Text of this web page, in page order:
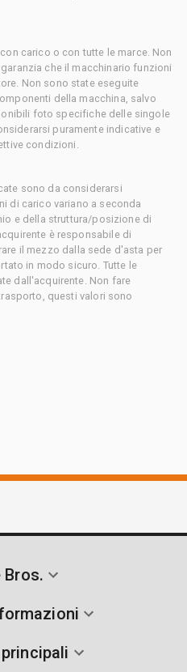
carico o con tutte le marce. Non
che il macchinario funzioni
Non sono state eseguite
della macchina, salvo
foto specifiche delle singole
puramente indicative e
condizioni.
sono da considerarsi
di carico variano a seconda
e della struttura/posizione di
è responsabile di
il mezzo dalla sede d'asta per
in modo sicuro. Tutte le
dall'acquirente. Non fare
questi valori sono
Bros.